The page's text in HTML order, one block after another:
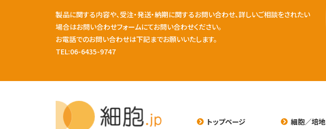
製品に関する内容や、受注・発送・納期に関するお問い合わせ、詳しいご相談をされたい
場合はお問い合わせフォームにてお問い合わせください。
お電話でのお問い合わせは下記までお願いいたします。
TEL:06-6435-9747
トップページ
細胞／培地